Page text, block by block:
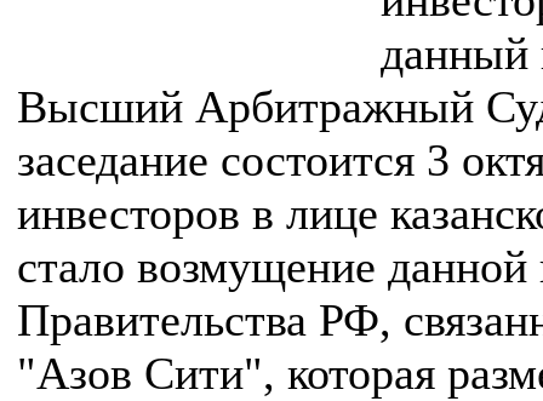
данный
Высший Арбитражный
заседание состоится 3
инвесторов в лице
стало возмущение
Правительства РФ,
"Азов Сити", которая